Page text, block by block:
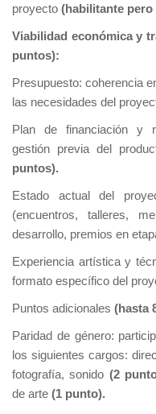
proyecto (habilitante
Viabilidad económica y
puntos):
Presupuesto: coherencia
las necesidades del
Plan de financiación y
gestión previa del
puntos).
Estado actual del
(encuentros, talleres,
desarrollo, premios en
Experiencia artística y
formato específico del
Puntos adicionales (hasta
Paridad de género:
los siguientes cargos:
fotografía, sonido (2
de arte (1 punto).